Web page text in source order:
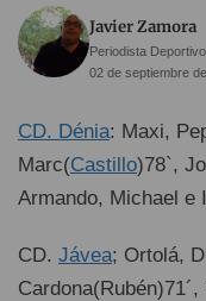
Javier Zamora
Periodista Deportivo
02 de septiembre
CD. Dénia: Maxi,
Marc(Castillo)78`,
Armando, Michael e
CD. Jávea; Ortolá,